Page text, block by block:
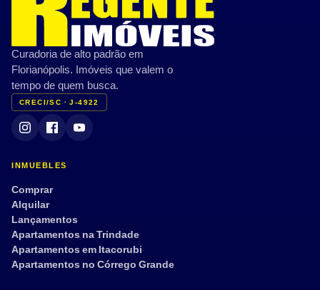
Curadoria de alto padrão em
Florianópolis. Imóveis que valem o
tempo de quem busca.
CRECI/SC · J-4922
INMUEBLES
Comprar
Alquilar
Lançamentos
Apartamentos na Trindade
Apartamentos em Itacorubi
Apartamentos no Córrego Grande